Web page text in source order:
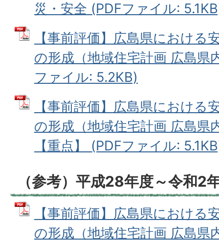
災・安全 (PDFファイル:
【事前評価】広島県における
の形成（地域住宅計画 広島県
ファイル: 5.2KB)
【事前評価】広島県における
の形成（地域住宅計画 広島県
【重点】 (PDFファイル:
（参考）平成28年度～令和2
【事前評価】広島県における
の形成（地域住宅計画 広島県